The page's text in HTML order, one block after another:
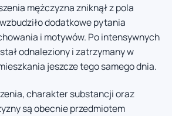
mężczyzna zniknął z pola
dodatkowe pytania
i motywów. Po intensywnych
odnaleziony i zatrzymany w
jeszcze tego samego dnia.
charakter substancji oraz
są obecnie przedmiotem